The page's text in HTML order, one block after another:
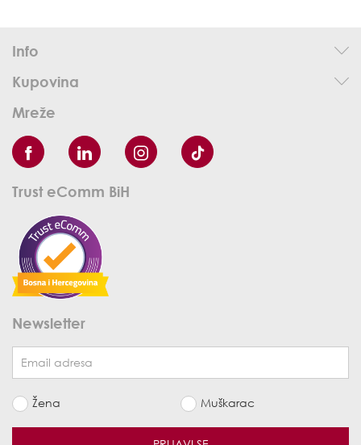
Info
Kupovina
Mreže
Trust eComm BiH
Newsletter
Žena Muškarac